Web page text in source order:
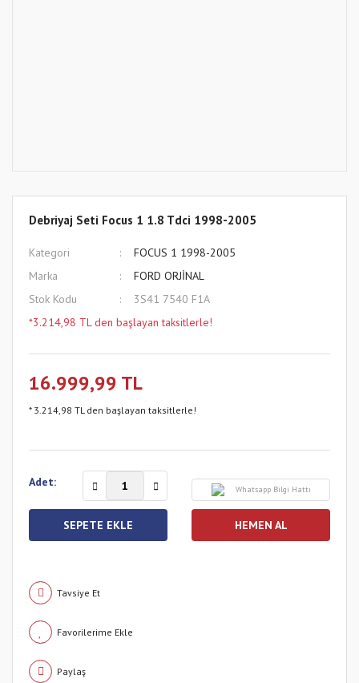
Debriyaj Seti Focus 1 1.8 Tdci 1998-2005
Kategori
FOCUS 1 1998-2005
Marka
FORD ORJİNAL
Stok Kodu
3S41 7540 F1A
*3.214,98 TL den başlayan taksitlerle!
16.999,99 TL
* 3.214,98 TL den başlayan taksitlerle!
Adet:
Whatsapp Bilgi Hattı
SEPETE EKLE HEMEN AL
Tavsiye Et
Paylaş